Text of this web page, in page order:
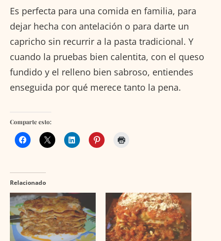
Es perfecta para una comida en familia, para
dejar hecha con antelación o para darte un
capricho sin recurrir a la pasta tradicional. Y
cuando la pruebas bien calentita, con el queso
fundido y el relleno bien sabroso, entiendes
enseguida por qué merece tanto la pena.
Comparte esto:
Relacionado